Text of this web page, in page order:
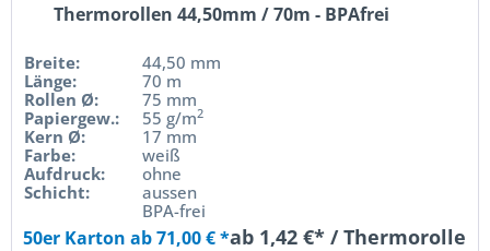
Thermorollen 44,50mm / 70m - BPAfrei
Breite:
44,50 mm
Länge:
70 m
Rollen Ø:
75 mm
Papiergew.:
55 g/m2
Kern Ø:
17 mm
Farbe:
weiß
Aufdruck:
ohne
Schicht:
aussen
BPA-frei
ab 1,42 €* / Thermorolle
50er Karton ab 71,00 € *